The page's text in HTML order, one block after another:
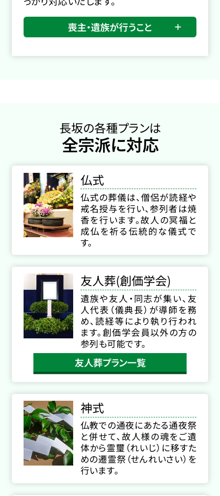
喪主・遺族が行うこと
長坂の各種プランは
全宗派に対応
仏式
仏式の葬儀は、僧侶が読経や
戒名授与を行い、参列者は焼
香を行います。故人の冥福と
成仏を祈る伝統的な儀式で
す。
友人葬(創価学会)
遺族や友人・同志が集い、友
人代表（儀典長）が導師を務
め、読経等により執り行われ
ます。創価学会員以外の方の
参列も可能です。
友人葬プラン一覧
神式
仏教での通夜にあたる通夜祭
と併せて、故人様の魂をご遺
体から霊璽（れいじ）に移すた
めの遷霊祭（せんれいさい）を
行います。